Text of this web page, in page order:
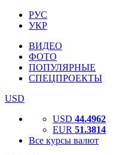
РУС
УКР
ВИДЕО
ФОТО
ПОПУЛЯРНЫЕ
СПЕЦПРОЕКТЫ
USD
USD 44.4962
EUR 51.3814
Все курсы валют